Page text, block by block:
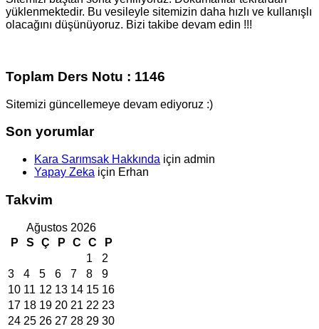
yüklenmektedir. Bu vesileyle sitemizin daha hızlı ve kullanışlı
olacağını düşünüyoruz. Bizi takibe devam edin !!!
Toplam Ders Notu : 1146
Sitemizi güncellemeye devam ediyoruz :)
Son yorumlar
Kara Sarımsak Hakkında için admin
Yapay Zeka için Erhan
Takvim
Ağustos 2026
P
S Ç P C C
P
1
2
3
4 5 6 7 8
9
10 11 12 13 14 15 16
17 18 19 20 21 22 23
24 25 26 27 28 29 30